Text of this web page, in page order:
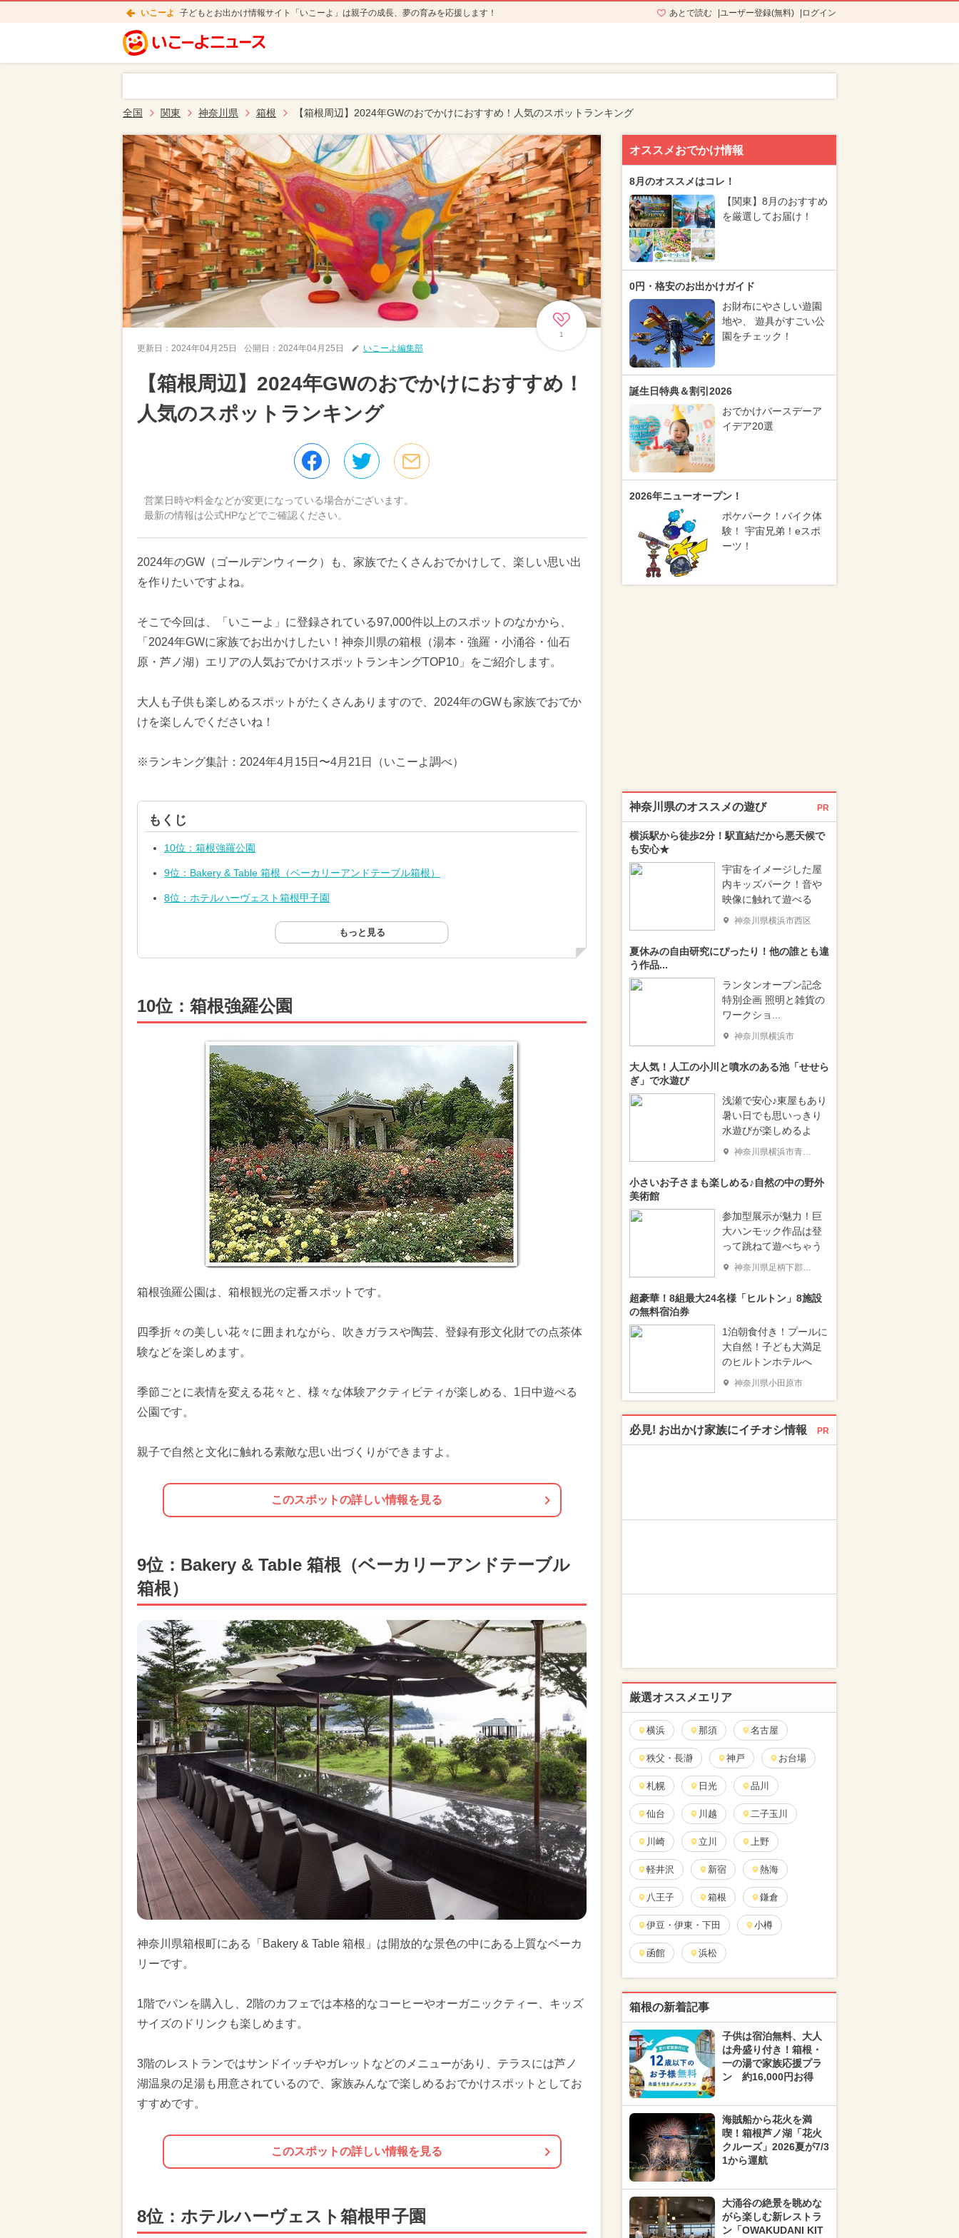
いこーよ 子どもとお出かけ情報サイト「いこーよ」は親子の成長、夢の育みを応援します！ あとで読む ユーザー登録(無料) ログイン
全国 関東 神奈川県 箱根 【箱根周辺】2024年GWのおでかけにおすすめ！人気のスポットランキング
1
更新日： 2024年04月25日 公開日： 2024年04月25日 いこーよ編集部
【箱根周辺】2024年GWのおでかけにおすすめ！
人気のスポットランキング
営業日時や料金などが変更になっている場合がございます。
最新の情報は公式HPなどでご確認ください。
2024年のGW（ゴールデンウィーク）も、家族でたくさんおでかけして、楽しい思い出
を作りたいですよね。
そこで今回は、「いこーよ」に登録されている97,000件以上のスポットのなかから、
「2024年GWに家族でお出かけしたい！神奈川県の箱根（湯本・強羅・小涌谷・仙石
原・芦ノ湖）エリアの人気おでかけスポットランキングTOP10」をご紹介します。
大人も子供も楽しめるスポットがたくさんありますので、2024年のGWも家族でおでか
けを楽しんでくださいね！
※ランキング集計：2024年4月15日〜4月21日（いこーよ調べ）
もくじ
10位：箱根強羅公園
9位：Bakery & Table 箱根（ベーカリーアンドテーブル箱根）
8位：ホテルハーヴェスト箱根甲子園
もっと見る
10位：箱根強羅公園
箱根強羅公園は、箱根観光の定番スポットです。
四季折々の美しい花々に囲まれながら、吹きガラスや陶芸、登録有形文化財での点茶体
験などを楽しめます。
季節ごとに表情を変える花々と、様々な体験アクティビティが楽しめる、1日中遊べる
公園です。
親子で自然と文化に触れる素敵な思い出づくりができますよ。
このスポットの詳しい情報を見る
9位：Bakery & Table 箱根（ベーカリーアンドテーブル
箱根）
神奈川県箱根町にある「Bakery & Table 箱根」は開放的な景色の中にある上質なベーカ
リーです。
1階でパンを購入し、2階のカフェでは本格的なコーヒーやオーガニックティー、キッズ
サイズのドリンクも楽しめます。
3階のレストランではサンドイッチやガレットなどのメニューがあり、テラスには芦ノ
湖温泉の足湯も用意されているので、家族みんなで楽しめるおでかけスポットとしてお
すすめです。
このスポットの詳しい情報を見る
8位：ホテルハーヴェスト箱根甲子園
オススメおでかけ情報
8月のオススメはコレ！
【関東】8月のおすすめ
を厳選してお届け！
0円・格安のお出かけガイド
お財布にやさしい遊園
地や、 遊具がすごい公
園をチェック！
誕生日特典＆割引2026
おでかけバースデーア
イデア20選
2026年ニューオープン！
ポケパーク！バイク体
験！ 宇宙兄弟！eスポ
ーツ！
神奈川県のオススメの遊び PR
横浜駅から徒歩2分！駅直結だから悪天候で
も安心★
宇宙をイメージした屋
内キッズパーク！音や
映像に触れて遊べる
神奈川県横浜市西区
夏休みの自由研究にぴったり！他の誰とも違
う作品...
ランタンオープン記念
特別企画 照明と雑貨の
ワークショ...
神奈川県横浜市
大人気！人工の小川と噴水のある池「せせら
ぎ」で水遊び
浅瀬で安心♪東屋もあり
暑い日でも思いっきり
水遊びが楽しめるよ
神奈川県横浜市青葉区
小さいお子さまも楽しめる♪自然の中の野外
美術館
参加型展示が魅力！巨
大ハンモック作品は登
って跳ねて遊べちゃう
神奈川県足柄下郡箱根町
超豪華！8組最大24名様「ヒルトン」8施設
の無料宿泊券
1泊朝食付き！プールに
大自然！子ども大満足
のヒルトンホテルへ
神奈川県小田原市
必見! お出かけ家族にイチオシ情報 PR
厳選オススメエリア
横浜 那須 名古屋
秩父・長瀞 神戸 お台場
札幌 日光 品川
仙台 川越 二子玉川
川崎 立川 上野
軽井沢 新宿 熱海
八王子 箱根 鎌倉
伊豆・伊東・下田 小樽
函館 浜松
箱根の新着記事
子供は宿泊無料、大人
は舟盛り付き！箱根・
一の湯で家族応援プラ
ン 約16,000円お得
海賊船から花火を満
喫！箱根芦ノ湖「花火
クルーズ」2026夏が7/3
1から運航
大涌谷の絶景を眺めな
がら楽しむ新レストラ
ン「OWAKUDANI KIT